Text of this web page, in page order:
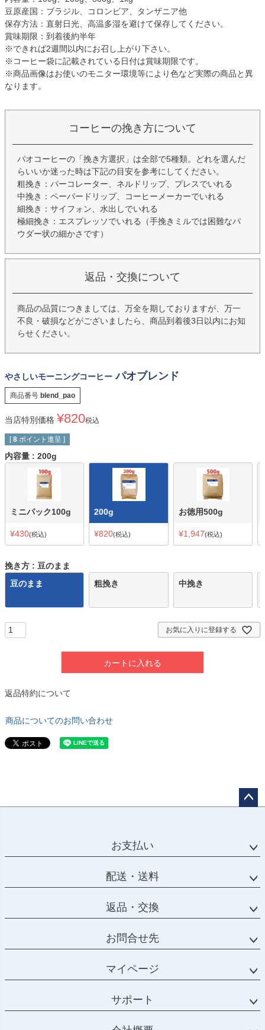
豆原産国：ブラジル、コロンビア、タンザニア他
保存方法：直射日光、高温多湿を避けて保存してください。
賞味期限：到着後約半年
※できれば2週間以内にお召し上がり下さい。
※コーヒー袋に記載されている日付は賞味期限です。
※商品画像はお使いのモニター環境等により色など実際の商品と異
なります。
コーヒーの挽き方について
パオコーヒーの「挽き方選択」は全部で5種類。どれを選んだ
らいいか迷った時は下記の目安を参考にしてください。
粗挽き：パーコレーター、ネルドリップ、プレスでいれる
中挽き：ペーパードリップ、コーヒーメーカーでいれる
細挽き：サイフォン、水出しでいれる
極細挽き：エスプレッソでいれる（手挽きミルでは困難なパ
ウダー状の細かさです）
返品・交換について
商品の品質につきましては、万全を期しておりますが、万一
不良・破損などがございましたら、商品到着後3日以内にお知
らせください。
やさしいモーニングコーヒー パオブレンド
商品番号 blend_pao
当店特別価格 ¥820税込
[ 8 ポイント進呈 ]
内容量 200g
ミニパック100g
¥430 税込
200g
¥820 税込
お徳用500g
¥1,947 税込
挽き方
豆のまま
豆のまま
粗挽き 中挽き
お気に入りに登録する
カートに入れる
返品特約について
商品についてのお問い合わせ
お支払い
配送・送料
返品・交換
お問合せ先
マイページ
サポート